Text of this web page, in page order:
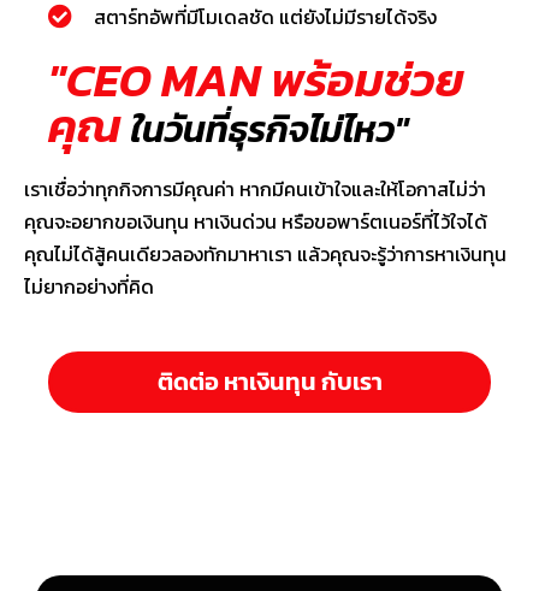
สตาร์ทอัพที่มีโมเดลชัด แต่ยังไม่มีรายได้จริง
"CEO MAN พร้อมช่วย
คุณในวันที่ธุรกิจไม่ไหว"
เราเชื่อว่าทุกกิจการมีคุณค่า หากมีคนเข้าใจและให้โอกาสไม่ว่า
คุณจะอยากขอเงินทุน หาเงินด่วน หรือขอพาร์ตเนอร์ที่ไว้ใจได้
คุณไม่ได้สู้คนเดียวลองทักมาหาเรา แล้วคุณจะรู้ว่าการหาเงินทุน
ไม่ยากอย่างที่คิด
ติดต่อ หาเงินทุน กับเรา